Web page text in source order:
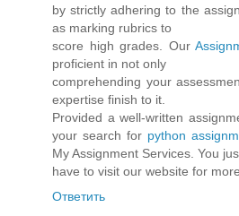
by strictly adhering to the
as marking rubrics to
score high grades. Our
proficient in not only
comprehending your
expertise finish to it.
Provided a well-written
your search for python
My Assignment Services. You
have to visit our website for
Ответить